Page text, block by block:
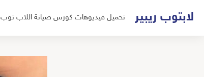
لابتوب ريبير تحميل فيديوهات كورس صيانة اللاب توب